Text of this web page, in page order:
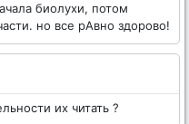
биолухи, потом
но все рАвно здорово!
их читать ?